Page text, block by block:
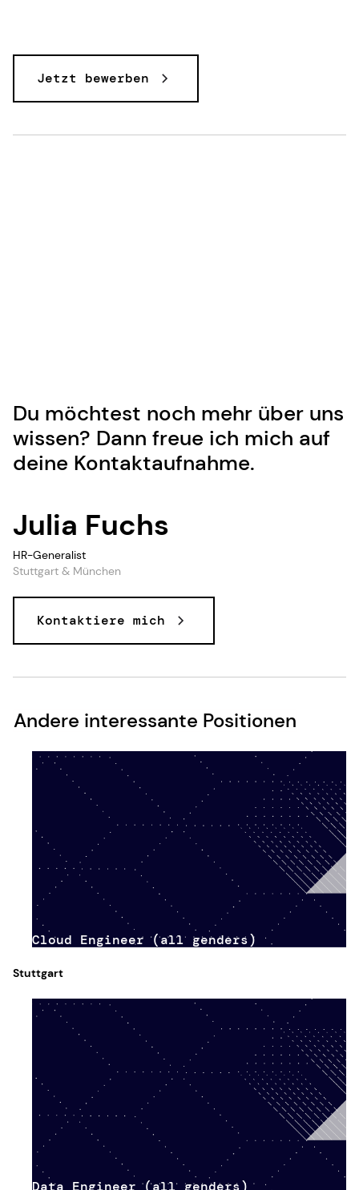
Jetzt bewerben
Du möchtest noch mehr über uns
wissen? Dann freue ich mich auf
deine Kontaktaufnahme.
Julia Fuchs
HR-Generalist
Stuttgart & München
Kontaktiere mich
Andere interessante Positionen
Cloud Engineer (all genders)
Stuttgart